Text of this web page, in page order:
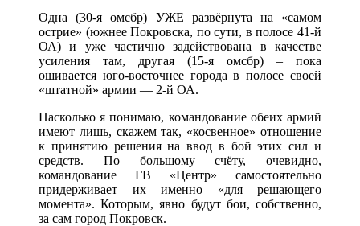
Одна (30-я омсбр) УЖЕ развёрнута на «самом
острие» (южнее Покровска, по сути, в полосе 41-й
ОА) и уже частично задействована в качестве
усиления там, другая (15-я омсбр) – пока
ошивается юго-восточнее города в полосе своей
«штатной» армии — 2-й ОА.
Насколько я понимаю, командование обеих армий
имеют лишь, скажем так, «косвенное» отношение
к принятию решения на ввод в бой этих сил и
средств. По большому счёту, очевидно,
командование ГВ «Центр» самостоятельно
придерживает их именно «для решающего
момента». Которым, явно будут бои, собственно,
за сам город Покровск.